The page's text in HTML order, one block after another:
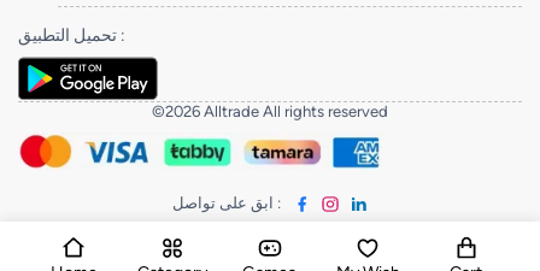
تحميل التطبيق :
©2026 Alltrade All rights reserved
ابق على تواصل :